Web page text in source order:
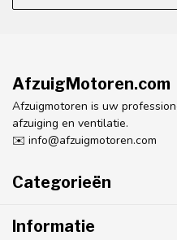
AfzuigMotoren.com
Afzuigmotoren is uw
afzuiging en ventilatie.
✉️ info@afzuigmotoren.com
Categorieën
Informatie